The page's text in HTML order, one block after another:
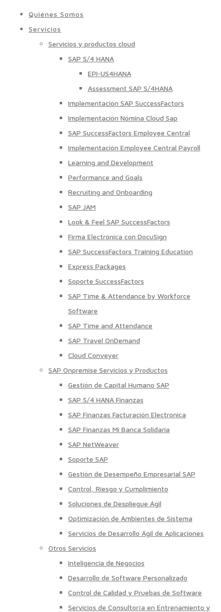
Quiénes Somos
Servicios
Servicios y productos cloud
SAP S/4 HANA
EPI-US4HANA
Assessment SAP S/4HANA
Implementación SAP SuccessFactors
Implementación Nómina Cloud Sap
SAP SuccessFactors Employee Central
Implementación Employee Central Payroll
Learning and Development
Performance and Goals
Recruiting and Onboarding
SAP JAM
Look & Feel SAP SuccessFactors
Firma Electrónica con DocuSign
SAP SuccessFactors Training Education
Express Packages
Soporte SuccessFactors
SAP Time & Attendance by Workforce
Software
SAP Time and Attendance
SAP Travel OnDemand
Cloud Conveyer
SAP Onpremise Servicios y Productos
Gestión de Capital Humano SAP
SAP S/4 HANA Finanzas
SAP Finanzas Facturación Electronica
SAP Finanzas Mi Banca Solidaria
SAP NetWeaver
Soporte SAP
Gestión de Desempeño Empresarial SAP
Control, Riesgo y Cumplimiento
Soluciones de Despliegue Ágil
Optimización de Ambientes de Sistema
Servicios de Desarrollo Ágil de Aplicaciones
Otros Servicios
Inteligencia de Negocios
Desarrollo de Software Personalizado
Control de Calidad y Pruebas de Software
Servicios de Consultoría en Entrenamiento y